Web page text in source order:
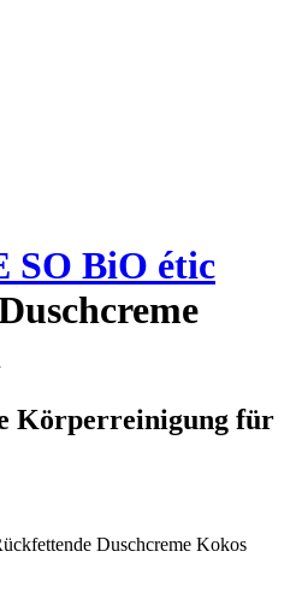
SO BiO étic
Körperreinigung für
Duschcreme Kokos